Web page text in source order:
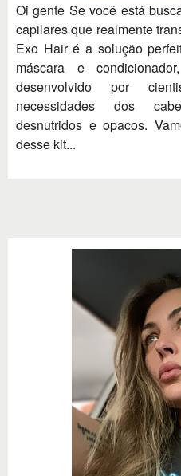
Oi gente Se você está
capilares que realmente
Exo Hair é a solução
máscara e
desenvolvido por
necessidades dos
desnutridos e opacos.
desse kit...